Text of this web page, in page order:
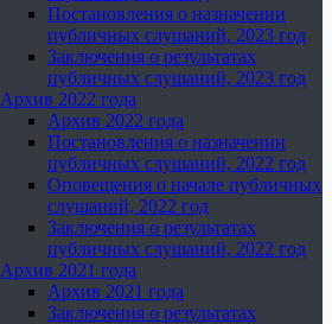
Постановления о назначении
публичных слушаний, 2023 год
Заключения о результатах
публичных слушаний, 2023 год
Архив 2022 года
Архив 2022 года
Постановления о назначении
публичных слушаний, 2022 год
Оповещения о начале публичных
слушаний, 2022 год
Заключения о результатах
публичных слушаний, 2022 год
Архив 2021 года
Архив 2021 года
Заключения о результатах